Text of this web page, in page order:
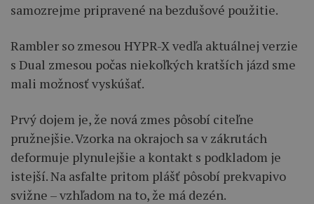
samozrejme pripravené na bezdušové použitie.
Rambler so zmesou HYPR-X vedľa aktuálnej verzie
s Dual zmesou počas niekoľkých kratších jázd sme
mali možnosť vyskúšať.
Prvý dojem je, že nová zmes pôsobí citeľne
pružnejšie. Vzorka na okrajoch sa v zákrutách
deformuje plynulejšie a kontakt s podkladom je
istejší. Na asfalte pritom plášť pôsobí prekvapivo
svižne – vzhľadom na to, že má dezén.